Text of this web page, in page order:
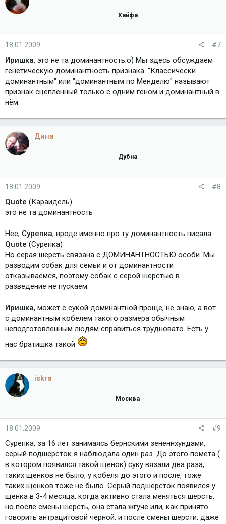
Хайфа
18.01.2009 #7
Иришка, это не та доминантность;о) Мы здесь обсуждаем
генетическую доминантность признака. "Классически
доминантным" или "доминантным по Менделю" называют
признак сцепленный только с одним геном и доминантный в
нём.
Дина
Дубна
18.01.2009 #8
Quote (Караидель)
это не та доминантность
Нее, Сурепка, вроде именно про ту доминантность писала.
Quote (Сурепка)
Но серая шерсть связана с ДОМИНАНТНОСТЬЮ особи. Мы
разводим собак для семьи и от доминантности
отказываемся, поэтому собак с серой шерстью в
разведение не пускаем.
Иришка, может с сукой доминантной проще, не знаю, а вот
с доминантным кобелем такого размера обычным
неподготовленным людям справиться трудновато. Есть у
нас братишка такой
iskra
Москва
18.01.2009 #9
Сурепка, за 16 лет занимаясь бернскими зененнхундами,
серый подшерсток я наблюдала один раз. До этого помета (
в котором появился такой щенок) суку вязали два раза,
таких щенков не было, у кобеля до этого и после, тоже
таких щенков тоже не было. Серый подшерсток появился у
щенка в 3-4 месяца, когда активно стала меняться шерсть,
но после смены шерсть, она стала жгуче или, как принято
говорить антрацитовой черной, и после смены шерсти, даже